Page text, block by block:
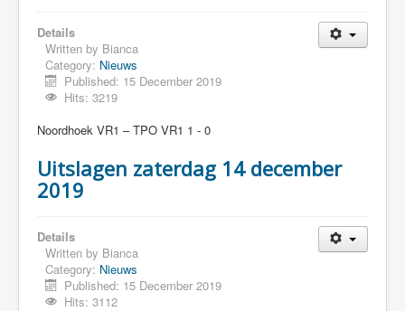
Details
Written by Bianca
Category: Nieuws
Published: 15 December 2019
Hits: 3219
Noordhoek VR1 – TPO VR1 1 - 0
Uitslagen zaterdag 14 december
2019
Details
Written by Bianca
Category: Nieuws
Published: 15 December 2019
Hits: 3112